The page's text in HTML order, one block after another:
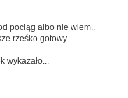
pociąg albo nie wiem..
rześko gotowy
wykazało...